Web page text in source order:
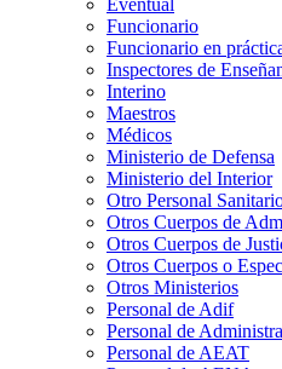
Eventual
Funcionario
Funcionario en
Inspectores de
Interino
Maestros
Médicos
Ministerio de Defensa
Ministerio del Interior
Otro Personal
Otros Cuerpos de
Otros Cuerpos de
Otros Cuerpos o
Otros Ministerios
Personal de Adif
Personal de
Personal de AEAT